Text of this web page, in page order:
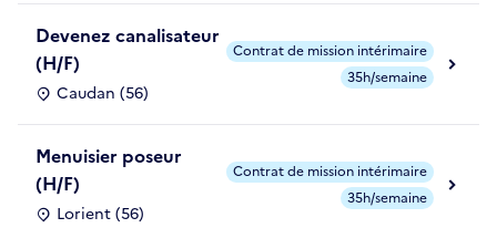
Devenez canalisateur
(H/F)
Caudan (56)
Contrat de mission intérimaire
35h/semaine
Menuisier poseur
(H/F)
Lorient (56)
Contrat de mission intérimaire
35h/semaine